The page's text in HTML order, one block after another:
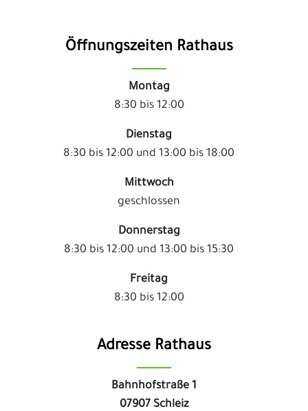
Öffnungszeiten Rathaus
Montag
8:30 bis 12:00
Dienstag
8:30 bis 12:00 und 13:00 bis 18:00
Mittwoch
geschlossen
Donnerstag
8:30 bis 12:00 und 13:00 bis 15:30
Freitag
8:30 bis 12:00
Adresse Rathaus
Bahnhofstraße 1
07907 Schleiz